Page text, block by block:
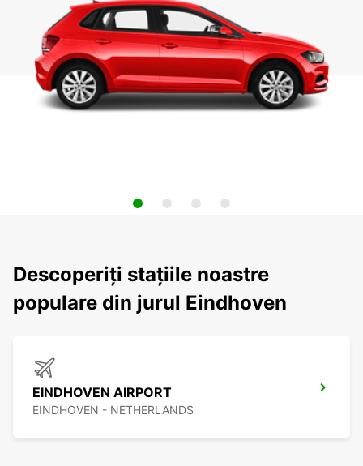
Descoperiți stațiile noastre
populare din jurul Eindhoven
EINDHOVEN AIRPORT
EINDHOVEN - NETHERLANDS